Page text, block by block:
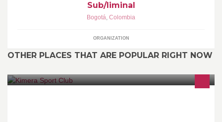
Sub/liminal
Bogotá, Colombia
ORGANIZATION
OTHER PLACES THAT ARE POPULAR RIGHT NOW